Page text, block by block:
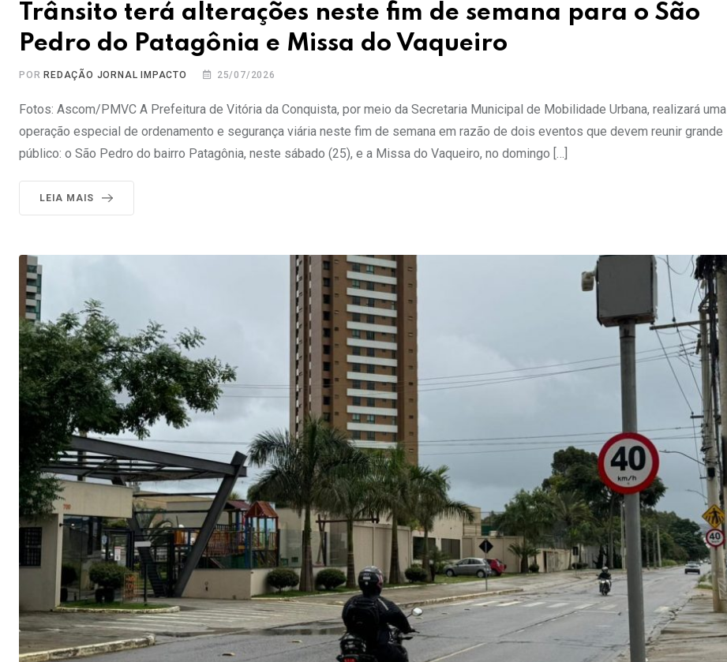
Trânsito terá alterações neste fim de semana para o São
Pedro do Patagônia e Missa do Vaqueiro
POR REDAÇÃO JORNAL IMPACTO 25/07/2026
Fotos: Ascom/PMVC A Prefeitura de Vitória da Conquista, por meio da Secretaria Municipal de Mobilidade Urbana, realizará uma
operação especial de ordenamento e segurança viária neste fim de semana em razão de dois eventos que devem reunir grande
público: o São Pedro do bairro Patagônia, neste sábado (25), e a Missa do Vaqueiro, no domingo […]
LEIA MAIS